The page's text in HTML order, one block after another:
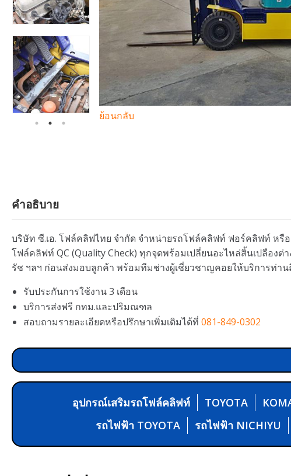
ย้อนกลับ
คำอธิบาย
บริษัท ซี.เอ. โฟล์คลิฟไทย จำกัด จำหน่ายรถโฟล์คลิฟท์ ฟอร์คลิฟท์ หรื
โฟล์คลิฟท์ QC (Quality Check) ทุกจุดพร้อมเปลี่ยนอะไหล่สิ้นเปลืองต่
รัช ฯลฯ ก่อนส่งมอบลูกค้า พร้อมทีมช่างผู้เชี่ยวชาญคอยให้บริการท่า
รับประกันการใช้งาน 3 เดือน
บริการส่งฟรี กทม.และปริมณฑล
สอบถามรายละเอียดหรือปรึกษาเพิ่มเติมได้ที่ 081-849-0302
อุปกรณ์เสริมรถโฟล์คลิฟท์ TOYOTA
รถไฟฟ้า TOYOTA
รถไฟฟ้า NICHIYU